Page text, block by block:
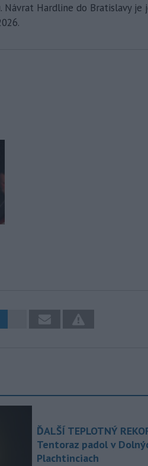
Návrat Hardline do Bratislavy je
ĎALŠÍ TEPLOTNÝ
Tentoraz padol v
Plachtinciach